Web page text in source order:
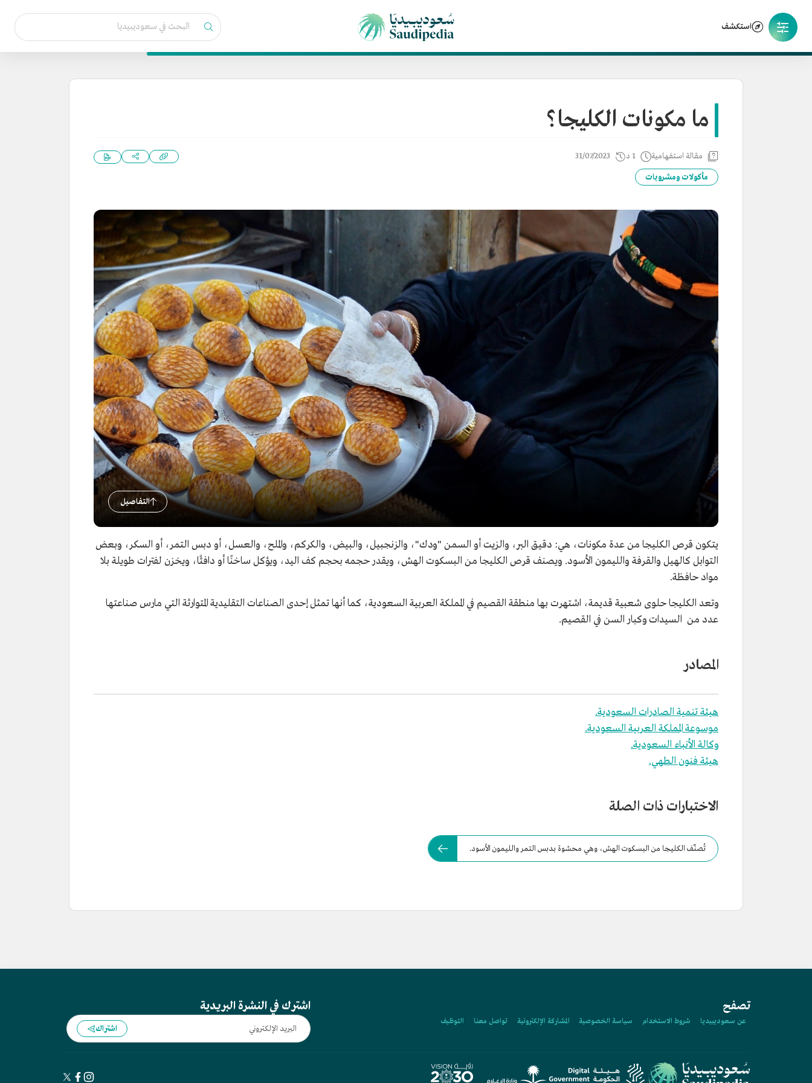
استكشف
ما مكونات الكليجا؟
مقالة استفهامية 1 د 31/07/2023
مأكولات ومشروبات
التفاصيل
يتكون قرص الكليجا من عدة مكونات، هي: دقيق البر، والزيت أو السمن "ودك"، والزنجبيل، والبيض، والكركم، والملح، والعسل، أو دبس التمر، أو السكر، وبعض
التوابل كالهيل والقرفة والليمون الأسود. ويصنف قرص الكليجا من البسكوت الهش، ويقدر حجمه بحجم كف اليد، ويؤكل ساخنًا أو دافئًا، ويخزن لفترات طويلة بلا
مواد حافظة.
وتعد الكليجا حلوى شعبية قديمة، اشتهرت بها منطقة القصيم في المملكة العربية السعودية، كما أنها تمثل إحدى الصناعات التقليدية المتوارثة التي مارس صناعتها
عدد من السيدات وكبار السن في القصيم.
المصادر
هيئة تنمية الصادرات السعودية.
موسوعة المملكة العربية السعودية.
وكالة الأنباء السعودية.
هيئة فنون الطهي.
الاختبارات ذات الصلة
تُصنّف الكليجا من البسكوت الهش، وهي محشوة بدبس التمر والليمون الأسود.
تصفح
عن سعوديبيديا شروط الاستخدام سياسة الخصوصية المشاركة الإلكترونية تواصل معنا التوظيف
اشترك في النشرة البريدية
اشتراك